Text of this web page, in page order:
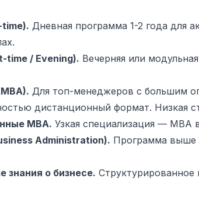
time). Дневная программа 1-2 года для
time / Evening). Вечерняя или
Для топ-менеджеров с большим
дистанционный формат. Низкая
MBA. Узкая специализация — MBA
Administration). Программа выше
знания о бизнесе. Структурированное